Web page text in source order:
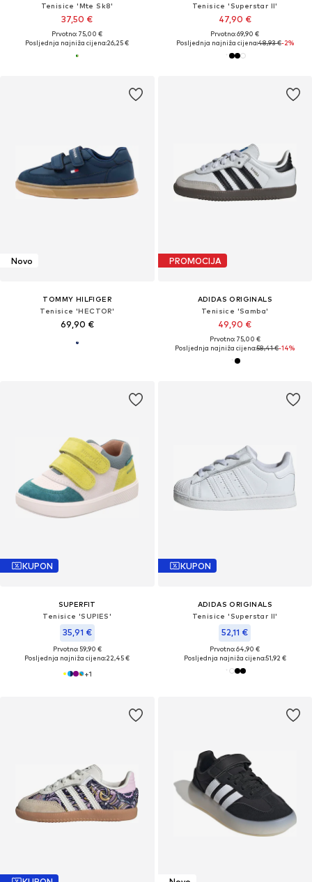
Tenisice 'Mte Sk8'
37,50 €
Prvotno: 75,00 €
Posljednja najniža cijena:26,25 €
Tenisice 'Superstar II'
47,90 €
Prvotno: 69,90 €
Posljednja najniža cijena:48,93 €-2%
Novo
TOMMY HILFIGER
Tenisice 'HECTOR'
69,90 €
PROMOCIJA
ADIDAS ORIGINALS
Tenisice 'Samba'
49,90 €
Prvotno: 75,00 €
Posljednja najniža cijena:58,41 €-14%
KUPON
SUPERFIT
Tenisice 'SUPIES'
35,91 €
Prvotno: 59,90 €
Posljednja najniža cijena:22,45 €
+1
KUPON
ADIDAS ORIGINALS
Tenisice 'Superstar II'
52,11 €
Prvotno: 64,90 €
Posljednja najniža cijena:51,92 €